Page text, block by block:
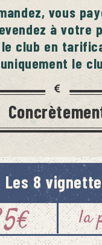
vous
à votre
club en
uniquement le
Les 8
€ la